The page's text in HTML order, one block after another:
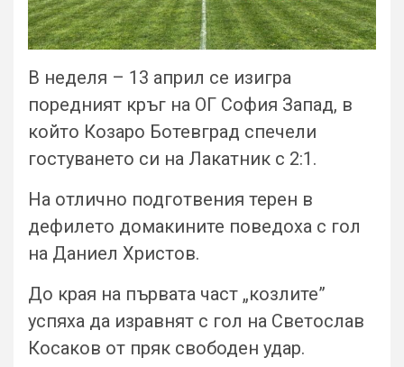
В неделя – 13 април се изигра
поредният кръг на ОГ София Запад, в
който Козаро Ботевград спечели
гостуването си на Лакатник с 2:1.
На отлично подготвения терен в
дефилето домакините поведоха с гол
на Даниел Христов.
До края на първата част „козлите”
успяха да изравнят с гол на Светослав
Косаков от пряк свободен удар.